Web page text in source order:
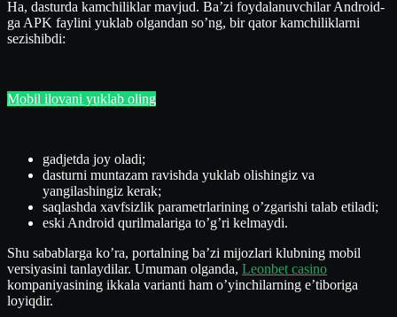
Ha, dasturda kamchiliklar mavjud. Ba’zi foydalanuvchilar Android-
ga APK faylini yuklab olgandan so’ng, bir qator kamchiliklarni
sezishibdi:
Mobil ilovani yuklab oling
gadjetda joy oladi;
dasturni muntazam ravishda yuklab olishingiz va
yangilashingiz kerak;
saqlashda xavfsizlik parametrlarining o’zgarishi talab etiladi;
eski Android qurilmalariga to’g’ri kelmaydi.
Shu sabablarga ko’ra, portalning ba’zi mijozlari klubning mobil
versiyasini tanlaydilar. Umuman olganda, Leonbet casino
kompaniyasining ikkala varianti ham o’yinchilarning e’tiboriga
loyiqdir.